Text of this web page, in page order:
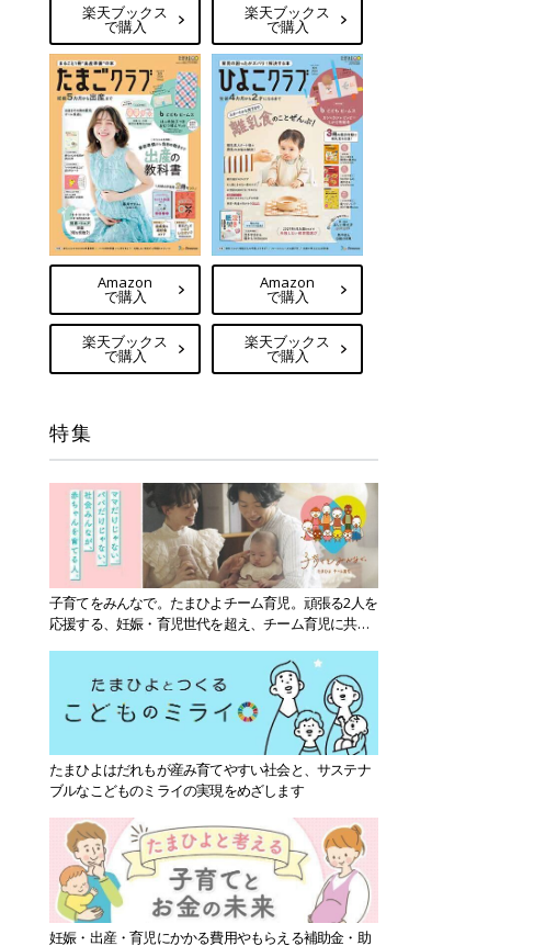
楽天ブックス
で購入
楽天ブックス
で購入
Amazon
で購入
楽天ブックス
で購入
Amazon
で購入
楽天ブックス
で購入
特集
子育てをみんなで。たまひよチーム育児。頑張る2人を
応援する、妊娠・育児世代を超え、チーム育児に共感
たまひよはだれもが産み育てやすい社会と、サステナ
ブルなこどものミライの実現をめざします
妊娠・出産・育児にかかる費用やもらえる補助金・助